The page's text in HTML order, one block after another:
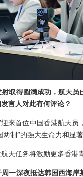
取得圆满成功，航天
言人对此有何评论？
来首位中国香港航天
制”的强大生命力和显著
天任务将激励更多香港
一深夜抵达韩国西海